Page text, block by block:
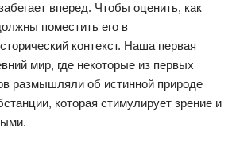
вперед. Чтобы оценить, как
поместить его в
контекст. Наша первая
мир, где некоторые из первых
размышляли об истинной природе
которая стимулирует зрение и